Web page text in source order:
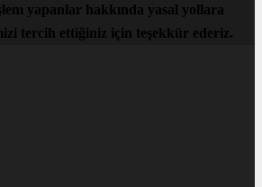
yapanlar hakkında yasal yollara
tercih ettiğiniz için teşekkür ederiz.